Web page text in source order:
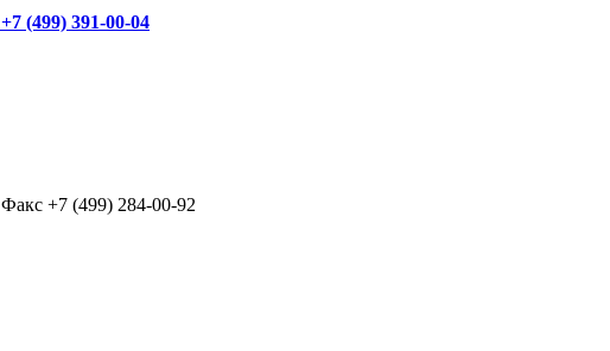
+7 (499) 391-00-04
Факс +7 (499) 284-00-92